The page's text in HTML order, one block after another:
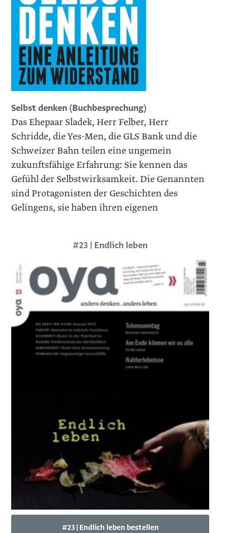
Selbst denken (Buchbesprechung)
Das Ehepaar Sladek, Herr Felber, Herr
Schridde, die Yes-Men, die GLS Bank und die
Schweizer Bahn teilen eine ungemein
zukunftsfähige Erfahrung: Sie kennen das
Gefühl der Selbstwirksamkeit. Die Genannten
sind Protagonisten der Geschichten des
Gelingens, sie haben ihren eigenen
#23 | Endlich leben
#23 | Endlich leben bestellen